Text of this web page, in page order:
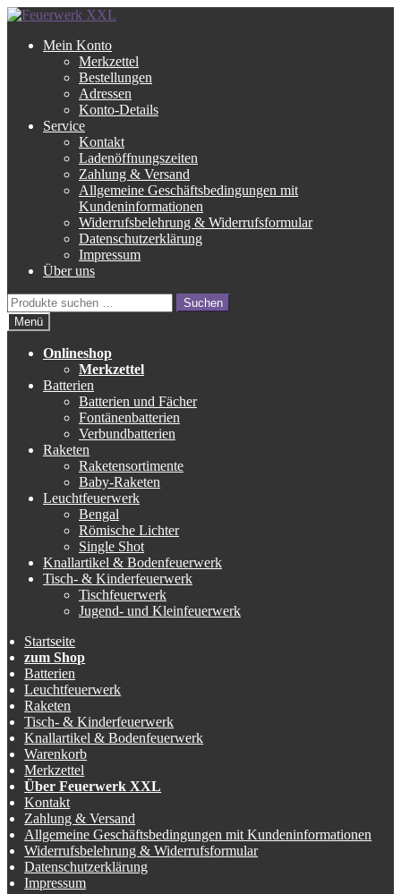
Zur
springen
Zum
springenMein Konto
Merkzettel
Bestellungen
Adressen
Konto-Details
Service
Kontakt
Ladenöffnungszeiten
Zahlung & Versand
Allgemeine Geschäftsbedingungen mit
Kundeninformationen
Widerrufsbelehrung & Widerrufsformular
Datenschutzerklärung
Impressum
Über uns
Suche
nach:
Suchen
Menü
Onlineshop
Merkzettel
Batterien
Batterien und Fächer
Fontänenbatterien
Verbundbatterien
Raketen
Raketensortimente
Baby-Raketen
Leuchtfeuerwerk
Bengal
Römische Lichter
Single Shot
Knallartikel & Bodenfeuerwerk
Tisch- & Kinderfeuerwerk
Tischfeuerwerk
Jugend- und Kleinfeuerwerk
Startseite
zum Shop
Batterien
Leuchtfeuerwerk
Raketen
Tisch- & Kinderfeuerwerk
Knallartikel & Bodenfeuerwerk
Warenkorb
Merkzettel
Über Feuerwerk XXL
Kontakt
Zahlung & Versand
Allgemeine Geschäftsbedingungen mit Kundeninformationen
Widerrufsbelehrung & Widerrufsformular
Datenschutzerklärung
Impressum